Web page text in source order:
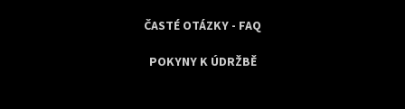
ČASTÉ OTÁZKY - FAQ
POKYNY K ÚDRŽBĚ